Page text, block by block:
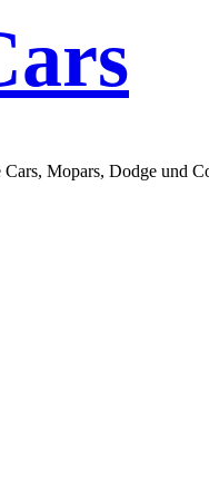
Mopars, Dodge und